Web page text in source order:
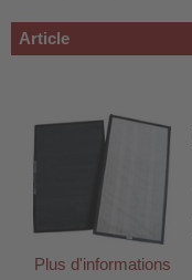
Article
Plus d'informations